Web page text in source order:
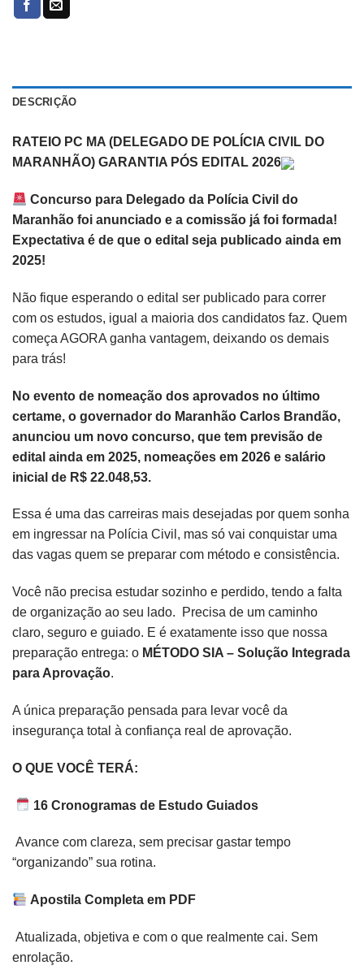
DESCRIÇÃO
RATEIO PC MA (DELEGADO DE POLÍCIA CIVIL DO
MARANHÃO) GARANTIA PÓS EDITAL 2026
Concurso para Delegado da Polícia Civil do
Maranhão foi anunciado e a comissão já foi formada!
Expectativa é de que o edital seja publicado ainda em
2025!
Não fique esperando o edital ser publicado para correr
com os estudos, igual a maioria dos candidatos faz. Quem
começa AGORA ganha vantagem, deixando os demais
para trás!
No evento de nomeação dos aprovados no último
certame, o governador do Maranhão Carlos Brandão,
anunciou um novo concurso, que tem previsão de
edital ainda em 2025, nomeações em 2026 e salário
inicial de R$ 22.048,53.
Essa é uma das carreiras mais desejadas por quem sonha
em ingressar na Polícia Civil, mas só vai conquistar uma
das vagas quem se preparar com método e consistência.
Você não precisa estudar sozinho e perdido, tendo a falta
de organização ao seu lado. Precisa de um caminho
claro, seguro e guiado. E é exatamente isso que nossa
preparação entrega: o MÉTODO SIA – Solução Integrada
para Aprovação.
A única preparação pensada para levar você da
insegurança total à confiança real de aprovação.
O QUE VOCÊ TERÁ:
16 Cronogramas de Estudo Guiados
Avance com clareza, sem precisar gastar tempo
“organizando” sua rotina.
Apostila Completa em PDF
Atualizada, objetiva e com o que realmente cai. Sem
enrolação.